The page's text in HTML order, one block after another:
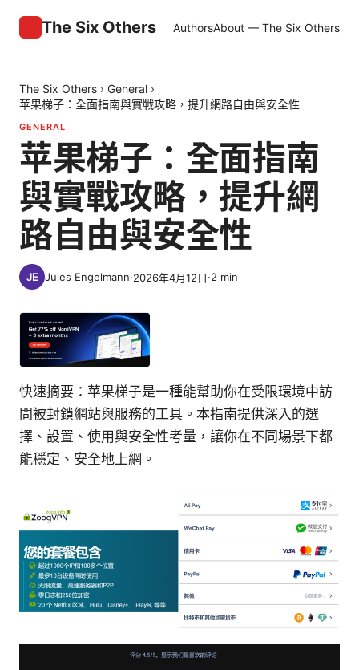
The Six Others AuthorsAbout — The Six Others
The Six Others › General ›
苹果梯子：全面指南與實戰攻略，提升網路自由與安全性
GENERAL
苹果梯子：全面指南
與實戰攻略，提升網
路自由與安全性
Jules Engelmann·2026年4月12日·2 min
快速摘要：苹果梯子是一種能幫助你在受限環境中訪
問被封鎖網站與服務的工具。本指南提供深入的選
擇、設置、使用與安全性考量，讓你在不同場景下都
能穩定、安全地上網。